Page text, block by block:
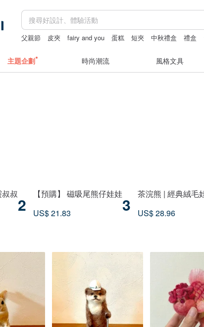
父親節 皮夾 fairy and you 蛋糕 短夾 中秋禮盒 禮盒
主題企劃 時尚潮流 風格文具
叔2
【預購】 磁吸尾熊仔娃娃
US$ 21.83
3
茶浣熊 | 經典絨毛
US$ 28.96